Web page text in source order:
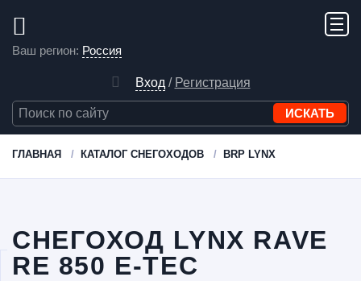
Ваш регион: Россия
Вход / Регистрация
ГЛАВНАЯ КАТАЛОГ СНЕГОХОДОВ BRP LYNX
СНЕГОХОД LYNX RAVE
RE 850 E-TEC